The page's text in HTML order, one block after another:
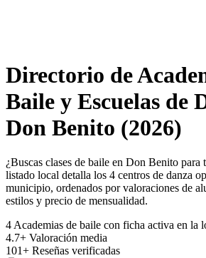
Directorio de
Baile y Escuelas de
Don Benito (2026)
¿Buscas clases de baile en Don Benito para
listado local detalla los 4 centros de danza
municipio, ordenados por valoraciones de
estilos y precio de mensualidad.
4 Academias de baile con ficha activa en la
4.7+ Valoración media
101+ Reseñas verificadas